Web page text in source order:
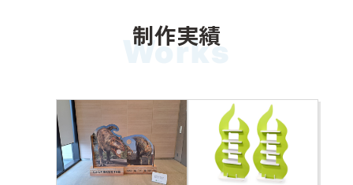
Works
制作実績